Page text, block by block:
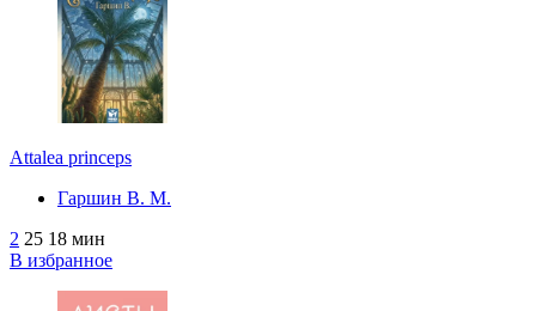
Аttalea princeps
Гаршин В. М.
2 25 18 мин
В избранное